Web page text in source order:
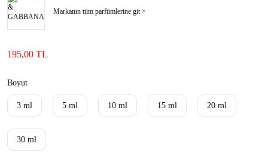
Markanın tüm parfümlerine git >
195,00 TL
Boyut
3 ml 5 ml 10 ml 15 ml 20 ml
30 ml